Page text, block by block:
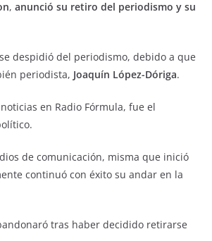
, anunció su retiro del periodismo y su
se despidió del periodismo, debido a que
periodista, Joaquín López-Dóriga.
en Radio Fórmula, fue el
de comunicación, misma que inició
continuó con éxito su andar en la
tras haber decidido retirarse